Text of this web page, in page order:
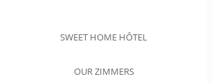
SWEET HOME HÔTEL
OUR ZIMMERS